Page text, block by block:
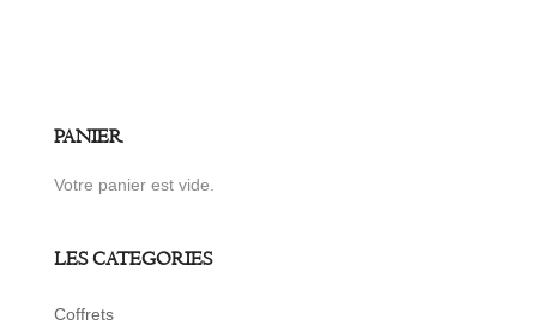
PANIER
Votre panier est vide.
LES CATEGORIES
Coffrets